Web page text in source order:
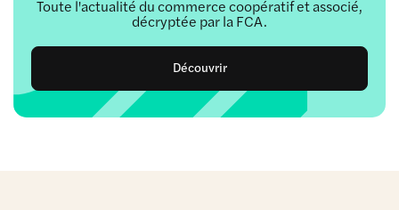
Toute l'actualité du commerce coopératif et associé,
décryptée par la FCA.
Découvrir